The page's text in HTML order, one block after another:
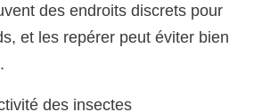
des endroits discrets pour
et les repérer peut éviter bien
des insectes